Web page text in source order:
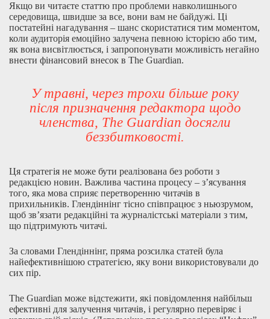
Якщо ви читаєте статтю про проблеми навколишнього
середовища, швидше за все, вони вам не байдужі. Ці
постатейні нагадування – шанс скористатися тим моментом,
коли аудиторія емоційно залучена певною історією або тим,
як вона висвітлюється, і запропонувати можливість негайно
внести фінансовий внесок в The Guardian.
У травні, через трохи більше року
після призначення редактора щодо
членства, The Guardian досягли
беззбитковості.
Ця стратегія не може бути реалізована без роботи з
редакцією новин. Важлива частина процесу – з’ясування
того, яка мова сприяє перетворенню читачів в
прихильників. Глендіннінг тісно співпрацює з ньюзрумом,
щоб зв’язати редакційні та журналістські матеріали з тим,
що підтримують читачі.
За словами Глендіннінг, пряма розсилка статей була
найефективнішою стратегією, яку вони використовували до
сих пір.
The Guardian може відстежити, які повідомлення найбільш
ефективні для залучення читачів, і регулярно перевіряє і